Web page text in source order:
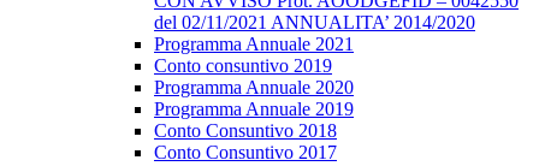
del 02/11/2021 ANNUALITA’ 2014/2020
Programma Annuale 2021
Conto consuntivo 2019
Programma Annuale 2020
Programma Annuale 2019
Conto Consuntivo 2018
Conto Consuntivo 2017